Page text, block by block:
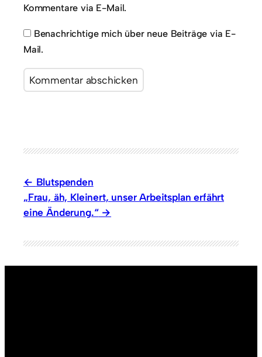
Kommentare via E-Mail.
Benachrichtige mich über neue Beiträge via E-
Mail.
Blutspenden
„Frau, äh, Kleinert, unser Arbeitsplan erfährt
eine Änderung.“